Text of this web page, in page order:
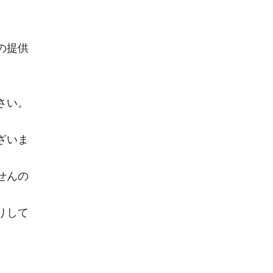
提供
。
いま
んの
して